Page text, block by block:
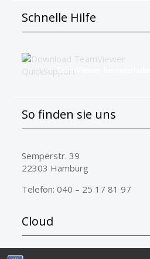
Schnelle Hilfe
TeamViewer herunterladen
So finden sie uns
Semperstr. 39
22303 Hamburg
Telefon: 040 – 25 17 81 97
Cloud
ERP-complete